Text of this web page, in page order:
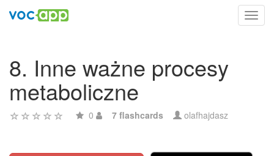
8. Inne ważne procesy
metaboliczne
0 7 flashcards olafhajdasz